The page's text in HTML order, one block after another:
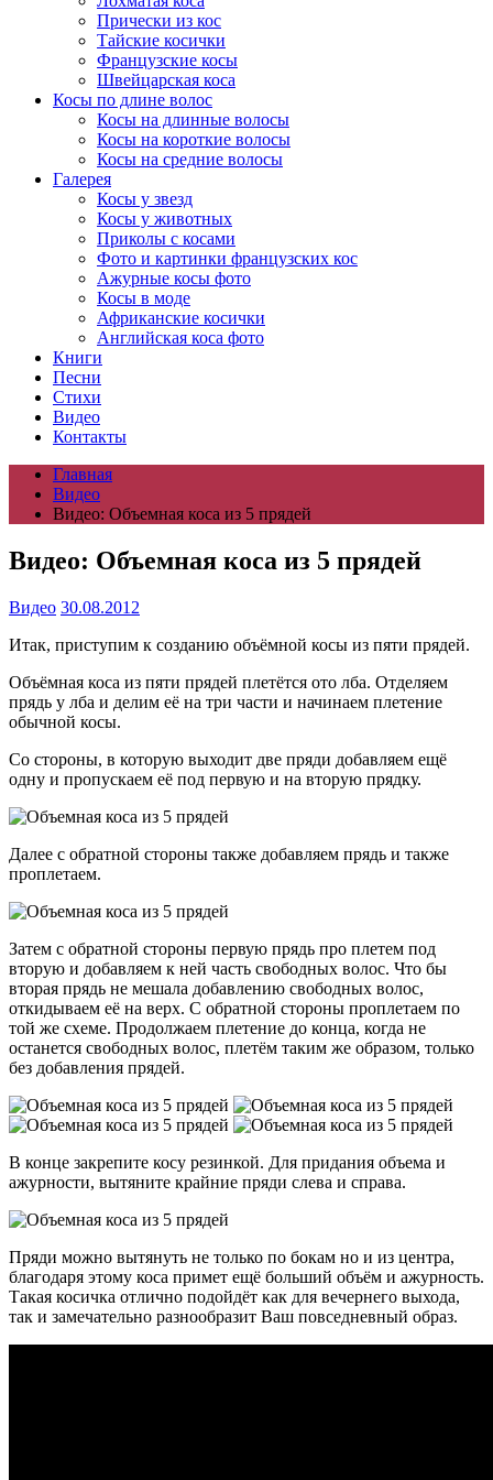
Прически из кос
Тайские косички
Французские косы
Швейцарская коса
Косы по длине волос
Косы на длинные волосы
Косы на короткие волосы
Косы на средние волосы
Галерея
Косы у звезд
Косы у животных
Приколы с косами
Фото и картинки французских кос
Ажурные косы фото
Косы в моде
Африканские косички
Английская коса фото
Книги
Песни
Cтихи
Видео
Контакты
Главная
Видео
Видео: Объемная коса из 5 прядей
Видео: Объемная коса из 5 прядей
Видео 30.08.2012
Итак, приступим к созданию объёмной косы из пяти прядей.
Объёмная коса из пяти прядей плетётся ото лба. Отделяем
прядь у лба и делим её на три части и начинаем плетение
обычной косы.
Со стороны, в которую выходит две пряди добавляем ещё
одну и пропускаем её под первую и на вторую прядку.
Далее с обратной стороны также добавляем прядь и также
проплетаем.
Затем с обратной стороны первую прядь про плетем под
вторую и добавляем к ней часть свободных волос. Что бы
вторая прядь не мешала добавлению свободных волос,
откидываем её на верх. С обратной стороны проплетаем по
той же схеме. Продолжаем плетение до конца, когда не
останется свободных волос, плетём таким же образом, только
без добавления прядей.
В конце закрепите косу резинкой. Для придания объема и
ажурности, вытяните крайние пряди слева и справа.
Пряди можно вытянуть не только по бокам но и из центра,
благодаря этому коса примет ещё больший объём и ажурность.
Такая косичка отлично подойдёт как для вечернего выхода,
так и замечательно разнообразит Ваш повседневный образ.